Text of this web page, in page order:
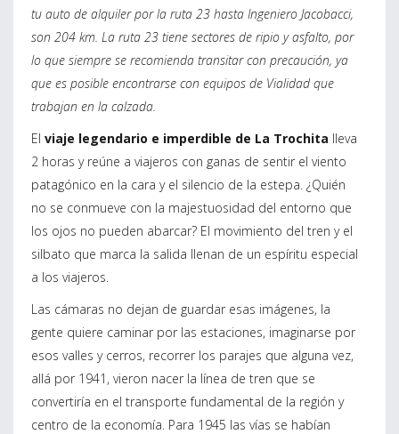
tu auto de alquiler por la ruta 23 hasta Ingeniero Jacobacci,
son 204 km. La ruta 23 tiene sectores de ripio y asfalto, por
lo que siempre se recomienda transitar con precaución, ya
que es posible encontrarse con equipos de Vialidad que
trabajan en la calzada.
El viaje legendario e imperdible de La Trochita lleva
2 horas y reúne a viajeros con ganas de sentir el viento
patagónico en la cara y el silencio de la estepa. ¿Quién
no se conmueve con la majestuosidad del entorno que
los ojos no pueden abarcar? El movimiento del tren y el
silbato que marca la salida llenan de un espíritu especial
a los viajeros.
Las cámaras no dejan de guardar esas imágenes, la
gente quiere caminar por las estaciones, imaginarse por
esos valles y cerros, recorrer los parajes que alguna vez,
allá por 1941, vieron nacer la línea de tren que se
convertiría en el transporte fundamental de la región y
centro de la economía. Para 1945 las vías se habían